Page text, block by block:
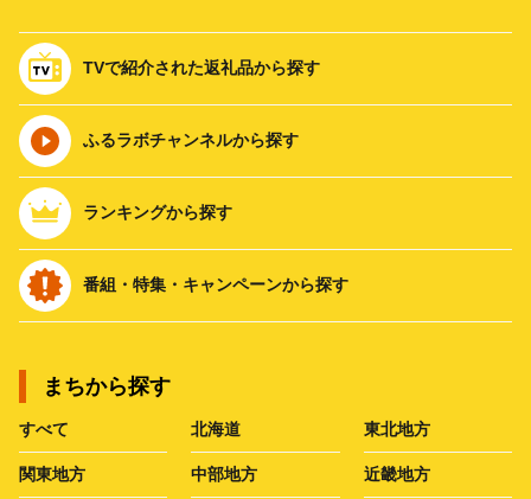
TVで紹介された返礼品から探す
ふるラボチャンネルから探す
ランキングから探す
番組・特集・キャンペーンから探す
まちから探す
すべて 北海道 東北地方
関東地方 中部地方 近畿地方